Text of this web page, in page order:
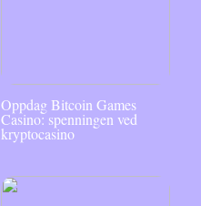
Oppdag Bitcoin Games
Casino: spenningen ved
kryptocasino